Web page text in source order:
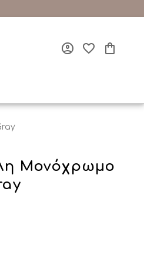
Μονόχρωμο